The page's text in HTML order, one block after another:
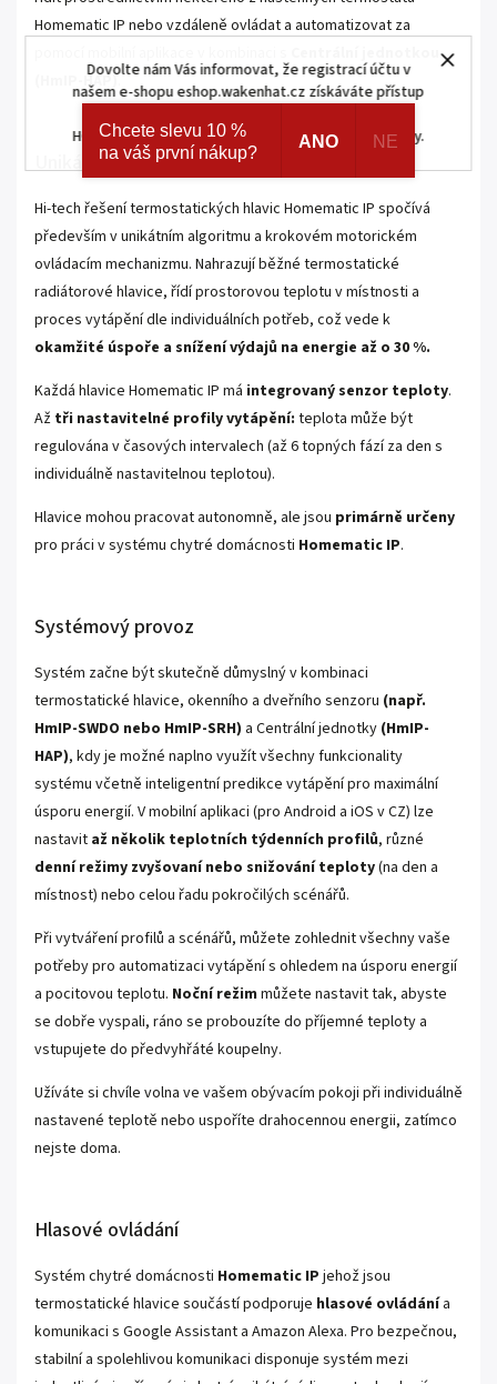
Dovolte nám Vás informovat, že registrací účtu v
našem e-shopu eshop.wakenhat.cz získáváte přístup
HOMEMATIC IP. Navíc registrací získáváte různé slevy.
Homematic IP nebo vzdáleně ovládat a automatizovat za
(HmIP-HAP).
Unikátní řešení
Hi-tech řešení termostatických hlavic Homematic IP spočívá
především v unikátním algoritmu a krokovém motorickém
ovládacím mechanizmu. Nahrazují běžné termostatické
radiátorové hlavice, řídí prostorovou teplotu v místnosti a
proces vytápění dle individuálních potřeb, což vede k
okamžité úspoře a snížení výdajů na energie až o 30 %.
Každá hlavice Homematic IP má integrovaný senzor teploty.
Až tři nastavitelné profily vytápění: teplota může být
regulována v časových intervalech (až 6 topných fází za den s
individuálně nastavitelnou teplotou).
Hlavice mohou pracovat autonomně, ale jsou primárně určeny
pro práci v systému chytré domácnosti Homematic IP.
Systémový provoz
Systém začne být skutečně důmyslný v kombinaci
termostatické hlavice, okenního a dveřního senzoru (např.
HmIP-SWDO nebo HmIP-SRH) a Centrální jednotky (HmIP-
HAP), kdy je možné naplno využít všechny funkcionality
systému včetně inteligentní predikce vytápění pro maximální
úsporu energií. V mobilní aplikaci (pro Android a iOS v CZ) lze
nastavit až několik teplotních týdenních profilů, různé
denní režimy zvyšovaní nebo snižování teploty(na den a
místnost) nebo celou řadu pokročilých scénářů.
Při vytváření profilů a scénářů, můžete zohlednit všechny vaše
potřeby pro automatizaci vytápění s ohledem na úsporu energií
a pocitovou teplotu. Noční režim můžete nastavit tak, abyste
se dobře vyspali, ráno se probouzíte do příjemné teploty a
vstupujete do předvyhřáté koupelny.
Užíváte si chvíle volna ve vašem obývacím pokoji při individuálně
nastavené teplotě nebo uspoříte drahocennou energii, zatímco
nejste doma.
Hlasové ovládání
Systém chytré domácnosti Homematic IP jehož jsou
termostatické hlavice součástí podporuje hlasové ovládánía
komunikaci s Google Assistant a Amazon Alexa. Pro bezpečnou,
stabilní a spolehlivou komunikaci disponuje systém mezi
Chcete slevu 10 %
na váš první nákup?
ANO NE